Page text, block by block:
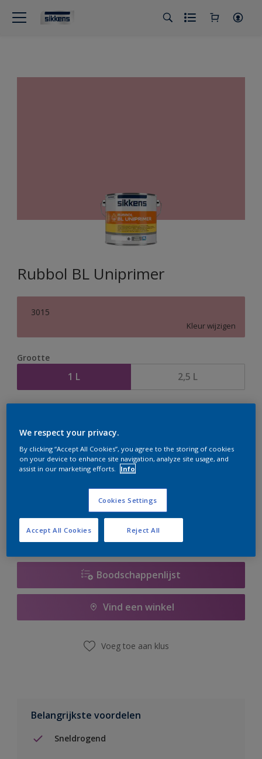
Rubbol BL Uniprimer
3015
Kleur wijzigen
Grootte
1 L 2,5 L
Op dit moment is het niet mogelijk dit product online
te bestellen. Houd de website in de gaten, we werken
er hard aan om de voorraad aan te vullen.
Boodschappenlijst
Vind een winkel
Voeg toe aan klus
Belangrijkste voordelen
Sneldrogend
We respect your privacy.
By clicking “Accept All Cookies”, you agree to the storing of cookies
on your device to enhance site navigation, analyze site usage, and
assist in our marketing efforts.
Info
Cookies Settings
Reject All
Accept All Cookies